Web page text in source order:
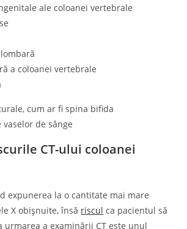
ale coloanei vertebrale
a coloanei vertebrale
cum ar fi spina bifida
de sânge
CT-ului coloanei
expunerea la o cantitate mai mare
X obișnuite, însă riscul ca pacientul să
urmarea a examinării CT este unul